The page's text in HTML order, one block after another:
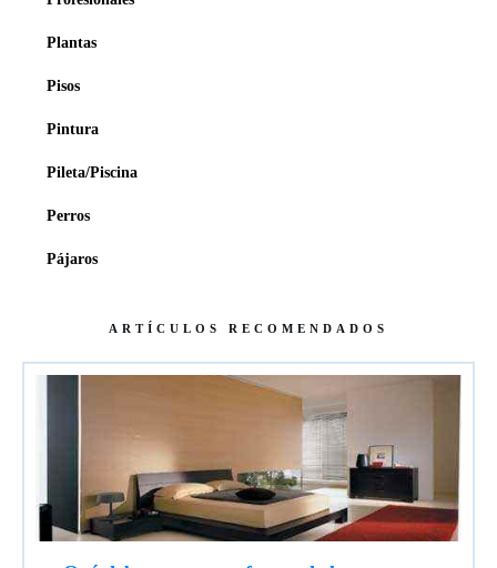
Plantas
Pisos
Pintura
Pileta/Piscina
Perros
Pájaros
ARTÍCULOS RECOMENDADOS